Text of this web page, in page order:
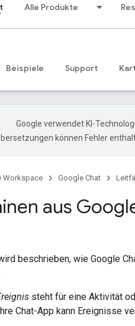
Alle Produkte
Beispiele Support
Google verwendet KI-
können Fehler
Workspace Google Chat
aus
beschrieben, wie Google
steht für eine Aktivität
Chat-App kann Ereignisse